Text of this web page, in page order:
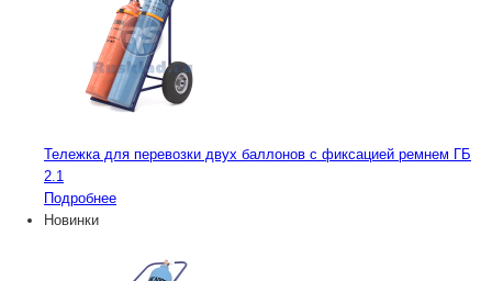
Тележка для перевозки двух баллонов с фиксацией ремнем ГБ
2.1
Подробнее
Новинки